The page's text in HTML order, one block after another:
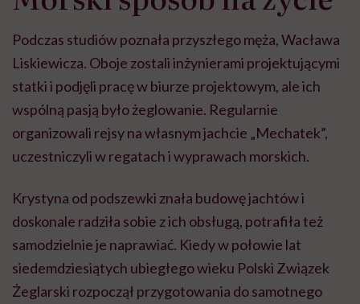
Podczas studiów poznała przyszłego męża, Wacława
Liskiewicza. Oboje zostali inżynierami projektującymi
statki i podjęli pracę w biurze projektowym, ale ich
wspólną pasją było żeglowanie. Regularnie
organizowali rejsy na własnym jachcie „Mechatek”,
uczestniczyli w regatach i wyprawach morskich.
Krystyna od podszewki znała budowę jachtów i
doskonale radziła sobie z ich obsługą, potrafiła też
samodzielnie je naprawiać. Kiedy w połowie lat
siedemdziesiątych ubiegłego wieku Polski Związek
Żeglarski rozpoczął przygotowania do samotnego